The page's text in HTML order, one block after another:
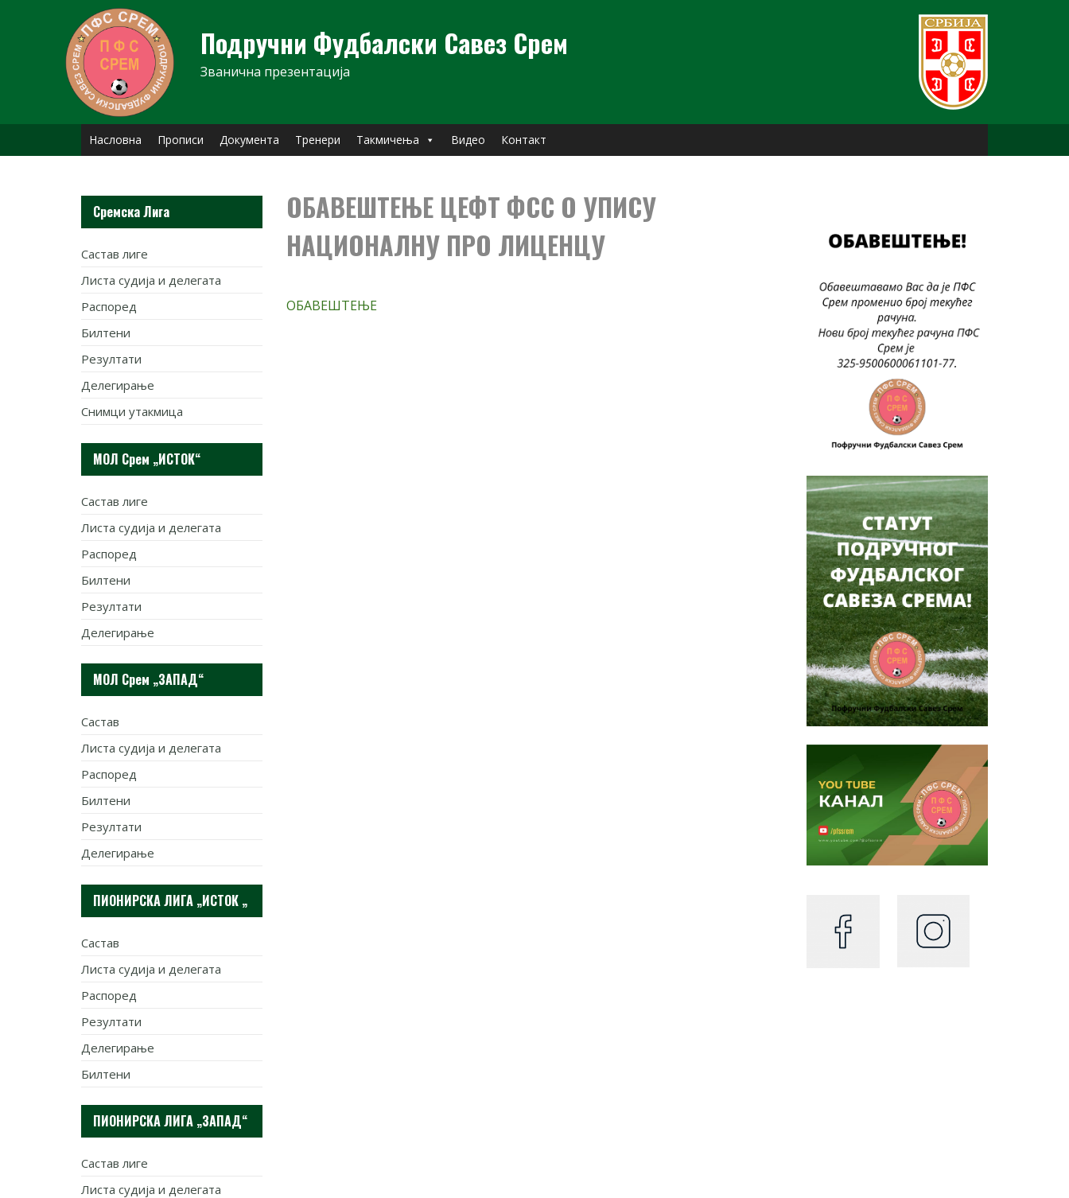
Подручни Фудбалски Савез Срем
Званична презентација
Насловна Прописи Документа Тренери Такмичења Видео Контакт
ОБАВЕШТЕЊЕ ЦЕФТ ФСС О УПИСУ
НАЦИОНАЛНУ ПРО ЛИЦЕНЦУ
ОБАВЕШТЕЊЕ
Сремска Лига
Састав лиге
Листа судија и делегата
Распоред
Билтени
Резултати
Делегирање
Снимци утакмица
МОЛ Срем „ИСТОК“
Састав лиге
Листа судија и делегата
Распоред
Билтени
Резултати
Делегирање
МОЛ Срем „ЗАПАД“
Састав
Листа судија и делегата
Распоред
Билтени
Резултати
Делегирање
ПИОНИРСКА ЛИГА „ИСТОК „
Састав
Листа судија и делегата
Распоред
Резултати
Делегирање
Билтени
ПИОНИРСКА ЛИГА „ЗАПАД“
Састав лиге
Листа судија и делегата